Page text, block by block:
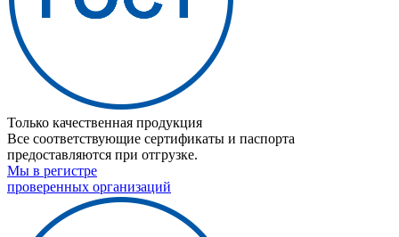
Только качественная продукция
Все соответствующие сертификаты и паспорта
предоставляются при отгрузке.
Мы в регистре
проверенных организаций